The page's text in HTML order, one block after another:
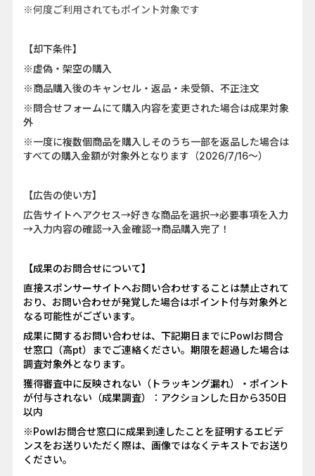
※何度ご利用されてもポイント対象です
【却下条件】
※虚偽・架空の購入
※商品購入後のキャンセル・返品・未受領、不正注文
※問合せフォームにて購入内容を変更された場合は成果対象
外
※一度に複数個商品を購入しそのうち一部を返品した場合は
すべての購入金額が対象外となります（2026/7/16～）
【広告の使い方】
広告サイトへアクセス→好きな商品を選択→必要事項を入力
→入力内容の確認→入金確認→商品購入完了！
【成果のお問合せについて】
直接スポンサーサイトへお問い合わせすることは禁止されて
おり、お問い合わせが発覚した場合はポイント付与対象外と
なる可能性がございます。
成果に関するお問い合わせは、下記期日までにPowlお問合
せ窓口（高pt）までご連絡ください。期限を超過した場合は
調査対象外となります。
獲得審査中に反映されない（トラッキング漏れ）・ポイント
が付与されない（成果調査）：アクションした日から350日
以内
※Powlお問合せ窓口に成果到達したことを証明するエビデ
ンスをお送りいただく際は、画像ではなくテキストでお送り
ください。